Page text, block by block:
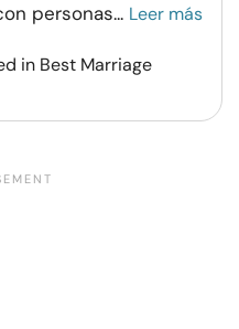
personas... Leer más
in Best Marriage